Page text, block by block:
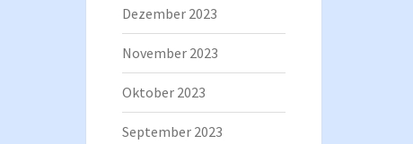
Dezember 2023
November 2023
Oktober 2023
September 2023